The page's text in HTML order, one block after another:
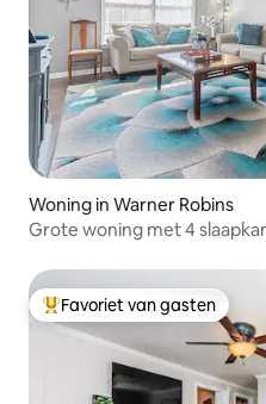
Woning in Warner Robins
Grote woning met 4
Topfavoriet van gasten
Favoriet van gasten